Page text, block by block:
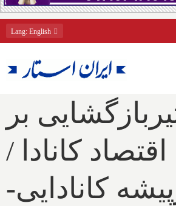
Lang: English
بر
اقتصاد کانادا /
کانادایی-